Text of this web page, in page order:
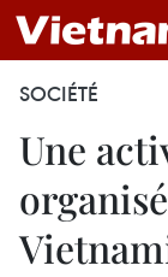
SOCIÉTÉ
Une